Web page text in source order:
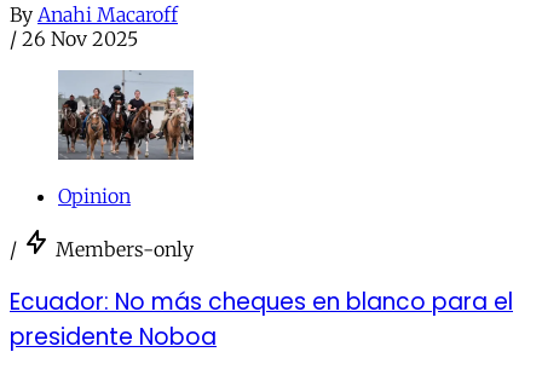
By Anahi Macaroff
/ 26 Nov 2025
Opinion
/ Members-only
Ecuador: No más cheques en blanco para el
presidente Noboa